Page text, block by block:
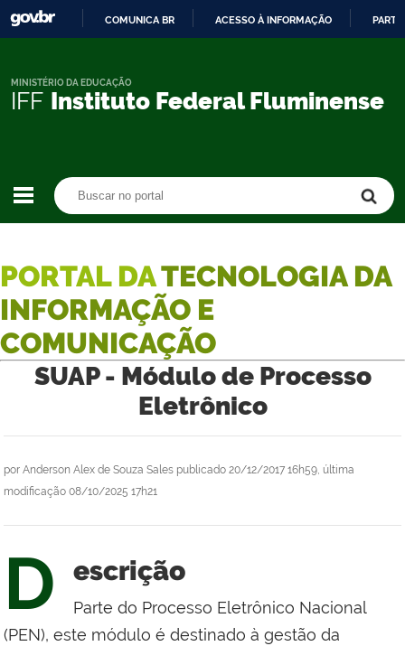
CONTEÚDO
COMUNICA BR ACESSO À INFORMAÇÃO
IFF Instituto Federal Fluminense
MINISTÉRIO DA EDUCAÇÃO
PORTAL DATECNOLOGIA DA
INFORMAÇÃO E
COMUNICAÇÃO
SUAP - Módulo de Processo
Eletrônico
por Anderson Alex de Souza Sales publicado 20/12/2017 16h59, última
modificação 08/10/2025 17h21
D escrição
Parte do Processo Eletrônico Nacional
(PEN), este módulo é destinado à gestão da